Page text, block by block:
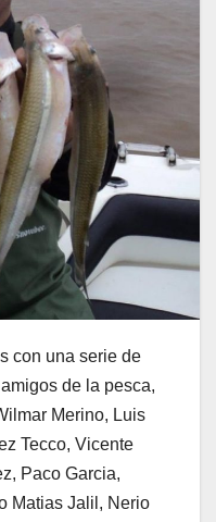
con una serie de
de la pesca,
Merino, Luis
Tecco, Vicente
Paco Garcia,
Matias Jalil, Nerio